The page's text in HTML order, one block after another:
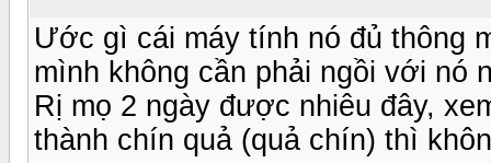
Ước gì cái máy tính nó đủ thông
mình không cần phải ngồi với nó
Rị mọ 2 ngày được nhiêu đây,
thành chín quả (quả chín) thì